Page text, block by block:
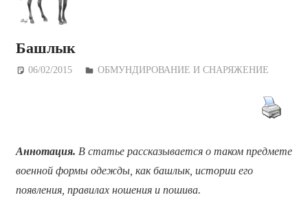
Башлык
06/02/2015 Дежурный по Редакции
ОБМУНДИРОВАНИЕ И СНАРЯЖЕНИЕ
Аннотация. В статье рассказывается о таком предмете
военной формы одежды, как башлык, истории его
появления, правилах ношения и пошива.